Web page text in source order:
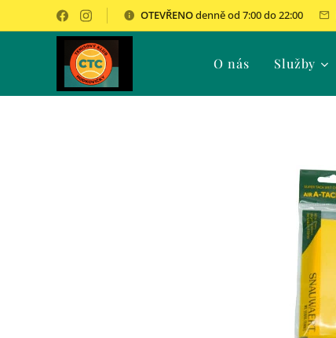
OTEVŘENOdenně od 7:00 do 22:00
O nás Služby